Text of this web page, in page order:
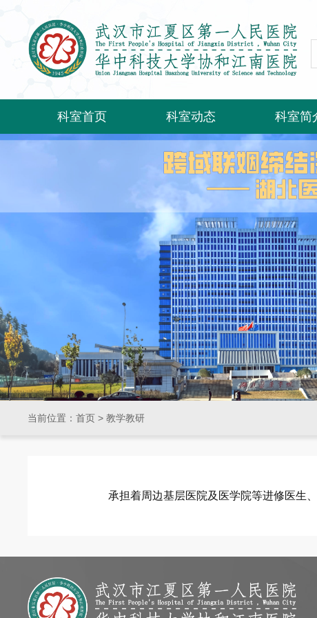
科室首页 科室动态 科室简
当前位置：首页 >教学教研
承担着周边基层医院及医学院等进修医生